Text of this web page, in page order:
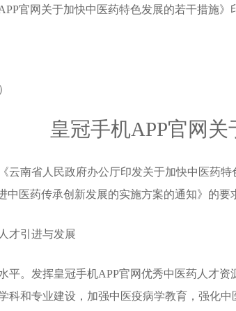
官网关于加快中医药特色发展的若干措施》
皇冠手机APP官网
云南省人民政府办公厅印发关于加快中医药
中医药传承创新发展的实施方案的通知》的
才引进与发展
平。发挥皇冠手机APP官网优秀中医药人才
科和专业建设，加强中医疫病学教育，强化